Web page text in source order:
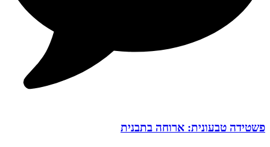
פשטידה טבעונית: ארוחה בתבנית